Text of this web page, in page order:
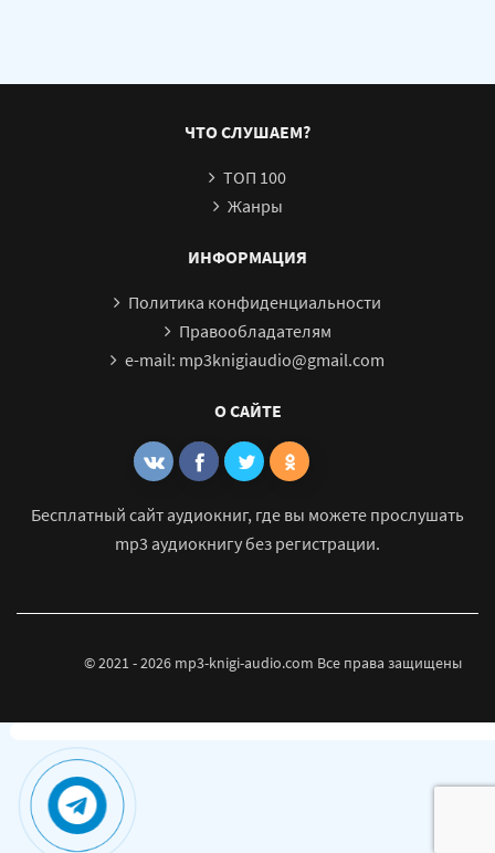
ЧТО СЛУШАЕМ?
ТОП 100
Жанры
ИНФОРМАЦИЯ
Политика конфиденциальности
Правообладателям
e-mail: mp3knigiaudio@gmail.com
О САЙТЕ
Бесплатный сайт аудиокниг, где вы можете прослушать
mp3 аудиокнигу без регистрации.
© 2021 - 2026 mp3-knigi-audio.com Все права защищены